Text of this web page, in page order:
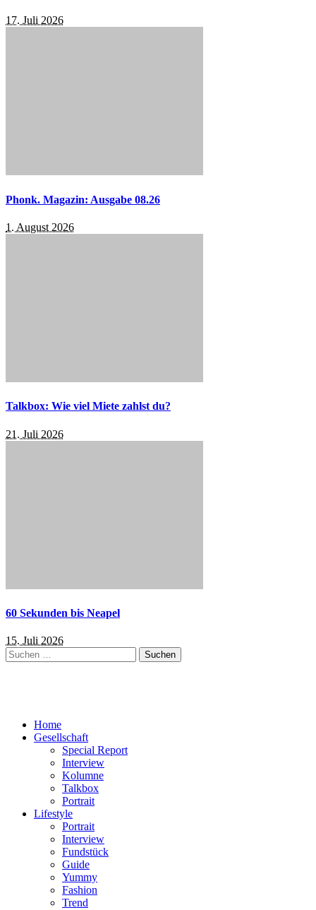
17. Juli 2026
Phonk. Magazin: Ausgabe 08.26
1. August 2026
Talkbox: Wie viel Miete zahlst du?
21. Juli 2026
60 Sekunden bis Neapel
15. Juli 2026
Suchen
nach:
Home
Gesellschaft
Special Report
Interview
Kolumne
Talkbox
Portrait
Lifestyle
Portrait
Interview
Fundstück
Guide
Yummy
Fashion
Trend